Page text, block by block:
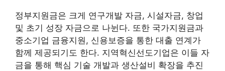
정부지원금은 크게 연구개발 자금, 시설자금, 창업
및 초기 성장 자금으로 나뉜다. 또한 국가지원금과
중소기업 금융지원, 신용보증을 통한 대출 연계가
함께 제공되기도 한다. 지역혁신선도기업은 이들 자
금을 통해 핵심 기술 개발과 생산설비 확장을 추진